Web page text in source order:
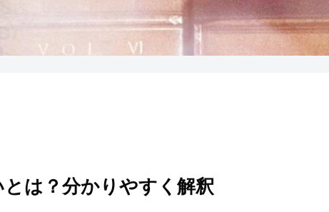
とは？分かりやすく解釈